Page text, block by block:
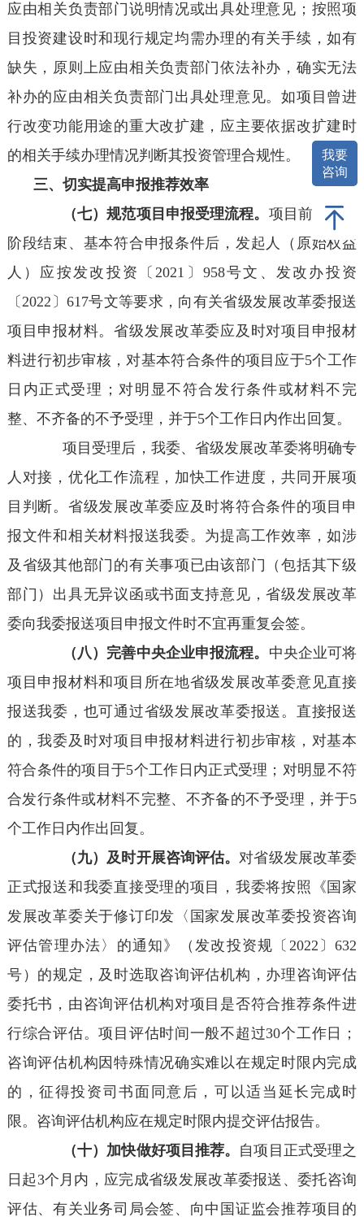
应由相关负责部门说明情况或出具处理意见；按照项
目投资建设时和现行规定均需办理的有关手续，如有
缺失，原则上应由相关负责部门依法补办，确实无法
补办的应由相关负责部门出具处理意见。如项目曾进
行改变功能用途的重大改扩建，应主要依据改扩建时
的相关手续办理情况判断其投资管理合规性。
三、切实提高申报推荐效率
（七）规范项目申报受理流程。 项目前期培育
阶段结束、基本符合申报条件后，发起人（原始权益
人）应按发改投资〔2021〕958号文、发改办投资
〔2022〕617号文等要求，向有关省级发展改革委报送
项目申报材料。省级发展改革委应及时对项目申报材
料进行初步审核，对基本符合条件的项目应于5个工作
日内正式受理；对明显不符合发行条件或材料不完
整、不齐备的不予受理，并于5个工作日内作出回复。
项目受理后，我委、省级发展改革委将明确专
人对接，优化工作流程，加快工作进度，共同开展项
目判断。省级发展改革委应及时将符合条件的项目申
报文件和相关材料报送我委。为提高工作效率，如涉
及省级其他部门的有关事项已由该部门（包括其下级
部门）出具无异议函或书面支持意见，省级发展改革
委向我委报送项目申报文件时不宜再重复会签。
（八）完善中央企业申报流程。 中央企业可将
项目申报材料和项目所在地省级发展改革委意见直接
报送我委，也可通过省级发展改革委报送。直接报送
的，我委及时对项目申报材料进行初步审核，对基本
符合条件的项目于5个工作日内正式受理；对明显不符
合发行条件或材料不完整、不齐备的不予受理，并于5
个工作日内作出回复。
（九）及时开展咨询评估。对省级发展改革委
正式报送和我委直接受理的项目，我委将按照《国家
发展改革委关于修订印发〈国家发展改革委投资咨询
评估管理办法〉的通知》（发改投资规〔2022〕632
号）的规定，及时选取咨询评估机构，办理咨询评估
委托书，由咨询评估机构对项目是否符合推荐条件进
行综合评估。项目评估时间一般不超过30个工作日；
咨询评估机构因特殊情况确实难以在规定时限内完成
的，征得投资司书面同意后，可以适当延长完成时
限。咨询评估机构应在规定时限内提交评估报告。
（十）加快做好项目推荐。 自项目正式受理之
日起3个月内，应完成省级发展改革委报送、委托咨询
评估、有关业务司局会签、向中国证监会推荐项目的
我要
咨询